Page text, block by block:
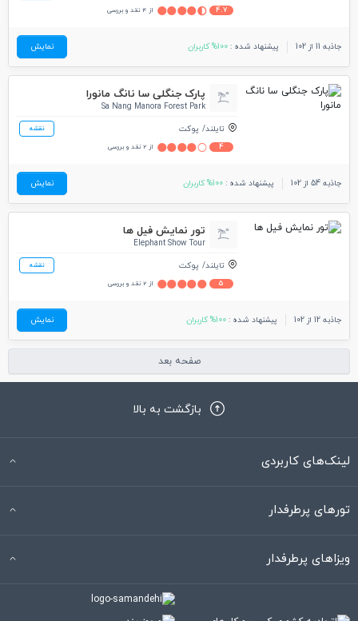
4.7 از 4 نقد و بررسی
جاذبه 11 از 102 پیشنهاد شده : 100% کاربران نمایش
پارک جنگلی سا نانگ مانورا
Sa Nang Manora Forest Park
تایلند پوکت نقشه
4 از 2 نقد و بررسی
جاذبه 54 از 102 پیشنهاد شده : 100% کاربران نمایش
تور نمایش فیل ها
Elephant Show Tour
تایلند پوکت نقشه
5 از 2 نقد و بررسی
جاذبه 12 از 102 پیشنهاد شده : 100% کاربران نمایش
صفحه بعد
بازگشت به بالا
لینک‌های کاربردی
تورهای پرطرفدار
ویزاهای پرطرفدار